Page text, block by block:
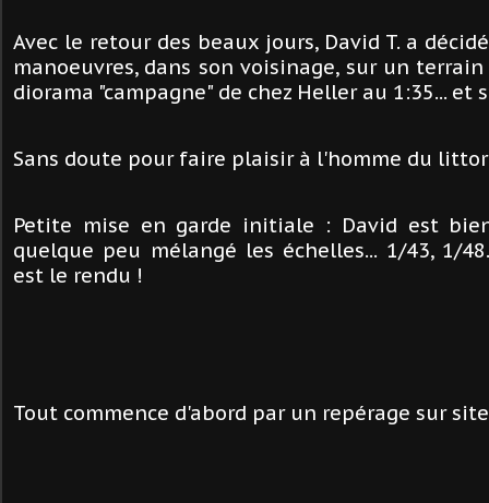
Avec le retour des beaux jours, David T. a
manoeuvres, dans son voisinage, sur un
diorama "campagne" de chez Heller au 1:35... et
Sans doute pour faire plaisir à l'homme du
Petite mise en garde initiale : David est
quelque peu mélangé les échelles... 1/43, 1/
est le rendu !
Tout commence d'abord par un repérage sur